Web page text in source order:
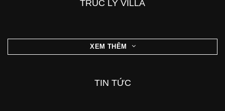
TRÚC LY VILLA
XEM THÊM
TIN TỨC